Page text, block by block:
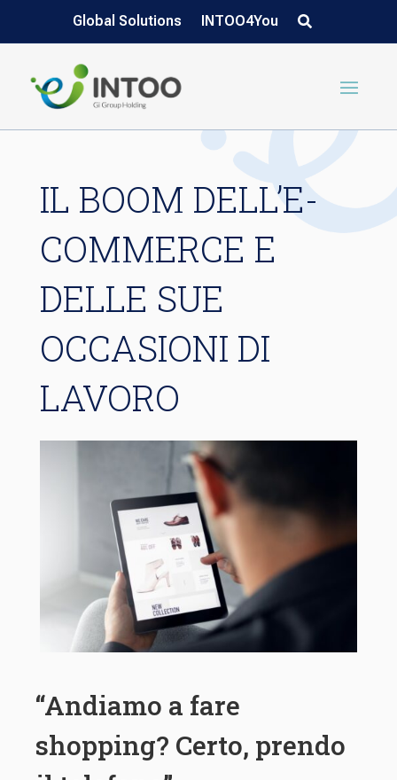
Global Solutions INTOO4You
IL BOOM DELL’E-
COMMERCE E
DELLE SUE
OCCASIONI DI
LAVORO
“Andiamo a fare
shopping? Certo, prendo